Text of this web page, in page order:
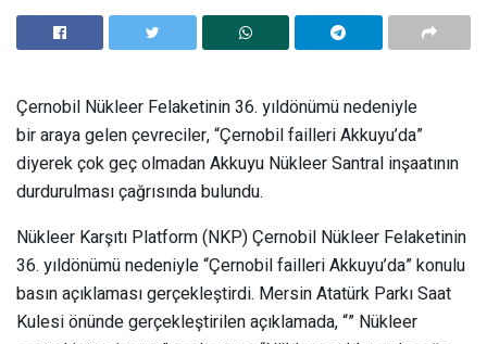
Çernobil Nükleer Felaketinin 36. yıldönümü nedeniyle
bir araya gelen çevreciler, “Çernobil failleri Akkuyu’da”
diyerek çok geç olmadan Akkuyu Nükleer Santral inşaatının
durdurulması çağrısında bulundu.
Nükleer Karşıtı Platform (NKP) Çernobil Nükleer Felaketinin
36. yıldönümü nedeniyle “Çernobil failleri Akkuyu’da” konulu
basın açıklaması gerçekleştirdi. Mersin Atatürk Parkı Saat
Kulesi önünde gerçekleştirilen açıklamada, “” Nükleer